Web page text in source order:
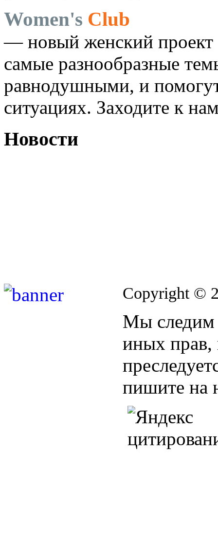
Women's Club
— новый женский проект
самые разнообразные
равнодушными, и
ситуациях. Заходите к
Новости
Copyright ©
Мы следим
иных прав,
пишите на